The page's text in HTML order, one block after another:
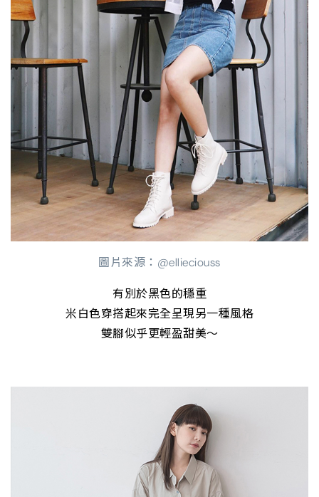
圖片來源：@ellieciouss
有別於黑色的穩重
米白色穿搭起來完全呈現另一種風格
雙腳似乎更輕盈甜美～